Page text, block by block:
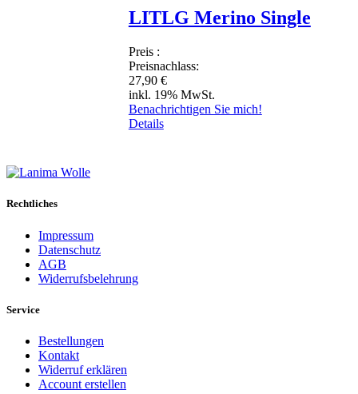
LITLG Merino Single
Preis :
Preisnachlass:
27,90 €
inkl. 19% MwSt.
Benachrichtigen Sie mich!
Details
Rechtliches
Impressum
Datenschutz
AGB
Widerrufsbelehrung
Service
Bestellungen
Kontakt
Widerruf erklären
Account erstellen